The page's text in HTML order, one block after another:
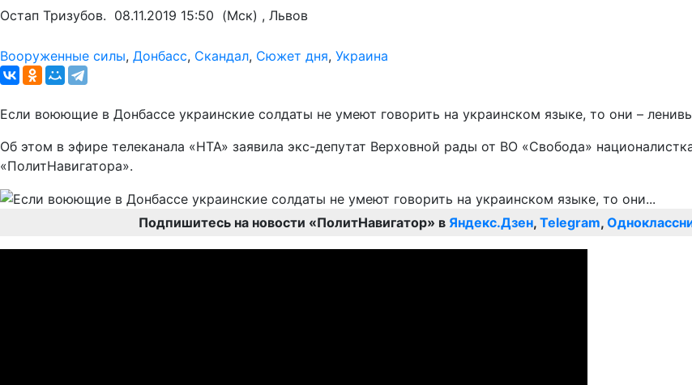
Остап Тризубов. 08.11.2019 15:50 (Мск) , Львов
Вооруженные силы, Донбасс, Скандал, Сюжет дня, Украина
Если воюющие в Донбассе украинские солдаты не умеют говорить на украинском языке, то они –
Об этом в эфире телеканала «НТА» заявила экс-депутат Верховной рады от ВО «Свобода»
«ПолитНавигатора».
Подпишитесь на новости «ПолитНавигатор» в Яндекс.Дзен, Telegram,